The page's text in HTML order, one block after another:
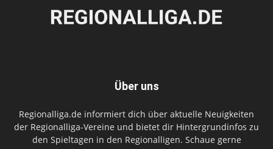
Über uns
Regionalliga.de informiert dich über aktuelle Neuigkeiten
der Regionalliga-Vereine und bietet dir Hintergrundinfos zu
den Spieltagen in den Regionalligen. Schaue gerne